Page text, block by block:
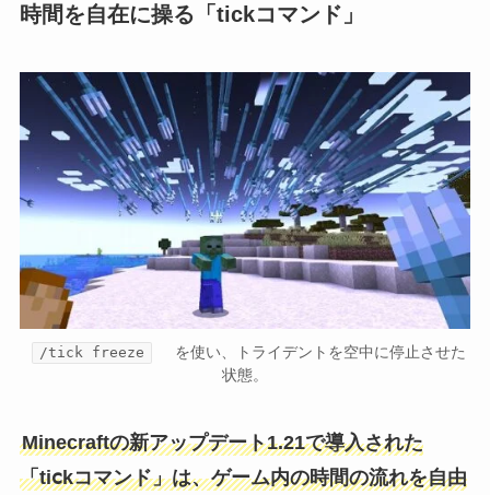
時間を自在に操る「tickコマンド」
/tick freeze
を使い、トライデントを空中に停止させた
状態。
Minecraftの新アップデート1.21で導入された
「tiⅽkコマンド」は、ゲーム内の時間の流れを自由